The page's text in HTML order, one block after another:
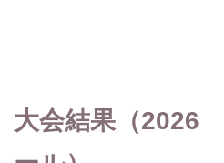
大会結果（2026